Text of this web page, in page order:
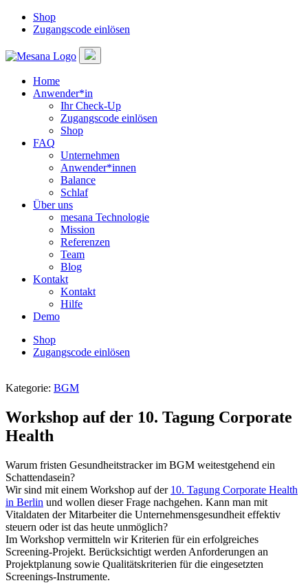
Shop
Zugangscode einlösen
Home
Anwender*in
Ihr Check-Up
Zugangscode einlösen
Shop
FAQ
Unternehmen
Anwender*innen
Balance
Schlaf
Über uns
mesana Technologie
Mission
Referenzen
Team
Blog
Kontakt
Kontakt
Hilfe
Demo
Shop
Zugangscode einlösen
Kategorie: BGM
Workshop auf der 10. Tagung Corporate
Health
Warum fristen Gesundheitstracker im BGM weitestgehend ein
Schattendasein?
Wir sind mit einem Workshop auf der 10. Tagung Corporate Health
in Berlin und wollen dieser Frage nachgehen. Kann man mit
Vitaldaten der Mitarbeiter die Unternehmensgesundheit effektiv
steuern oder ist das heute unmöglich?
Im Workshop vermitteln wir Kriterien für ein erfolgreiches
Screening-Projekt. Berücksichtigt werden Anforderungen an
Projektplanung sowie Qualitätskriterien für die eingesetzten
Screenings-Instrumente.